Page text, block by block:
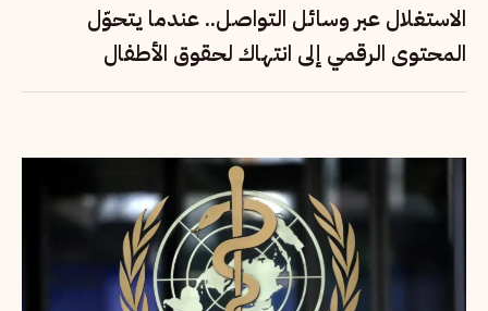
الاستغلال عبر وسائل التواصل.. عندما يتحوّل
المحتوى الرقمي إلى انتهاك لحقوق الأطفال